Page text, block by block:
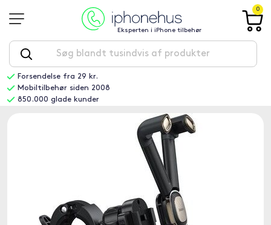
Eksperten i iPhone tilbehør
0
Forsendelse fra 29 kr.
Mobiltilbehør siden 2008
850.000 glade kunder